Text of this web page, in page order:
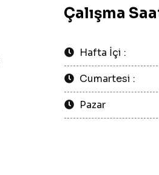
Çalışma
Hafta İçi :
Cumartesi :
Pazar